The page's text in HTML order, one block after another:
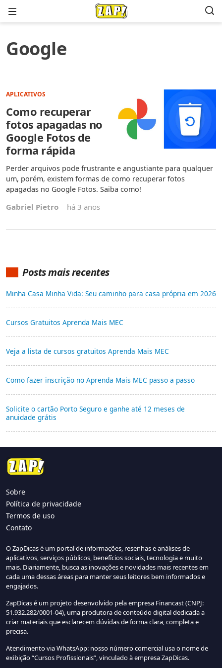
Menu
Google
APLICATIVOS
Como recuperar
fotos apagadas no
Google Fotos de
forma rápida
Perder arquivos pode frustrante e angustiante para qualquer
um, porém, existem formas de como recuperar fotos
apagadas no Google Fotos. Saiba como!
Gabriel Pietro há 3 anos
Posts mais recentes
Minha Casa Minha Vida: Seu caminho para casa própria em 2026
Cursos Gratuitos Aprenda Mais MEC
Veja a lista de cursos gratuitos Aprenda Mais MEC
Como fazer inscrição no Aprenda Mais MEC passo a passo
Solicite o cartão Porto Seguro e ganhe até 12 meses de
anuidade grátis
Sobre
Política de privacidade
Termos de uso
Contato
O ZapDicas é um portal de informações, resenhas e análises de
aplicativos, serviços públicos, benefícios sociais, tecnologia e muito
mais. Diariamente, busca as inovações e novidades mais recentes em
cada uma dessas áreas para manter seus leitores bem informados e
engajados.
ZapDicas é um projeto desenvolvido pela empresa Financast (CNPJ:
51.932.282/0001-04), uma produtora de conteúdo digital dedicada a
criar materiais que esclarecem dúvidas de forma clara, completa e
precisa.
Atendimento via WhatsApp: nosso número comercial usa o nome de
exibição “Cursos Profissionais”, vinculado à empresa ZapDicas.